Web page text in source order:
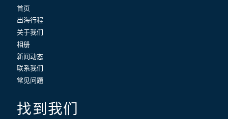
首页
出海行程
关于我们
相册
新闻动态
联系我们
常见问题
找到我们